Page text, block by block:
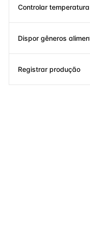
Controlar
Dispor gêneros
Registrar produção